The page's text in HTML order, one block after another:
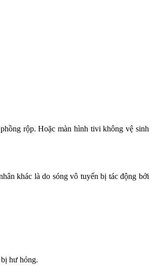
rộp. Hoặc màn hình tivi không vệ sinh
khác là do sóng vô tuyến bị tác động bởi
hư hỏng.